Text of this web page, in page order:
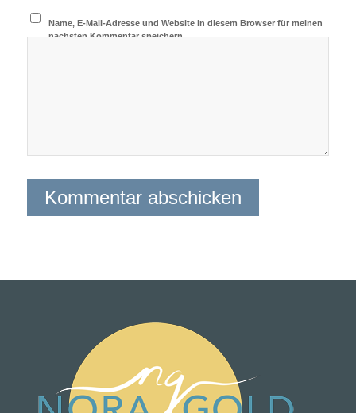
Name, E-Mail-Adresse und Website in diesem Browser für meinen
nächsten Kommentar speichern.